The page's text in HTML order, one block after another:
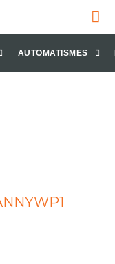
AUTOMATISMES